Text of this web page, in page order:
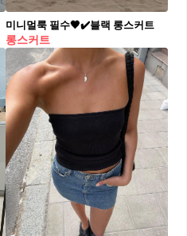
미니멀룩 필수🖤✔️블랙 롱스커트
롱스커트